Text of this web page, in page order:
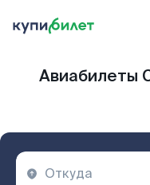
Авиабилеты